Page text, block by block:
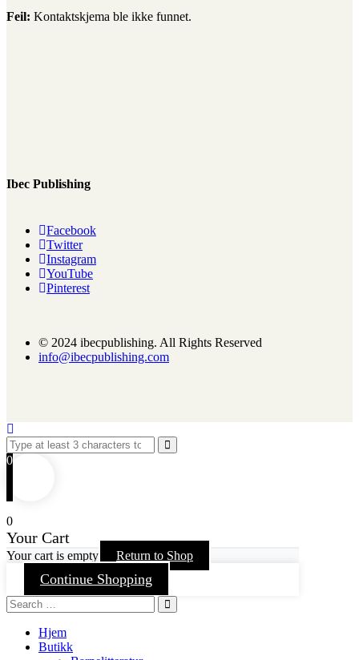
Feil: Kontaktskjema ble ikke funnet.
Ibec Publishing
Facebook
Twitter
Instagram
YouTube
Pinterest
© 2024 ibecpublishing. All Rights Reserved
info@ibecpublishing.com
0
0
Your Cart
Your cart is empty Return to Shop
Continue Shopping
Hjem
Butikk